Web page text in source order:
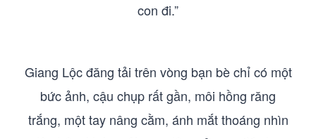
con đi.”
Giang Lộc đăng tải trên vòng bạn bè chỉ có một
bức ảnh, cậu chụp rất gần, môi hồng răng
trắng, một tay nâng cằm, ánh mắt thoáng nhìn